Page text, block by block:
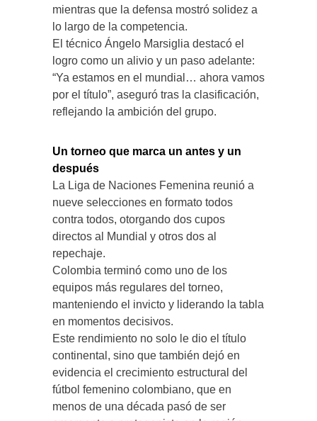
mientras que la defensa mostró solidez a
lo largo de la competencia.
El técnico Ángelo Marsiglia destacó el
logro como un alivio y un paso adelante:
“Ya estamos en el mundial… ahora vamos
por el título”, aseguró tras la clasificación,
reflejando la ambición del grupo.
Un torneo que marca un antes y un
después
La Liga de Naciones Femenina reunió a
nueve selecciones en formato todos
contra todos, otorgando dos cupos
directos al Mundial y otros dos al
repechaje.
Colombia terminó como uno de los
equipos más regulares del torneo,
manteniendo el invicto y liderando la tabla
en momentos decisivos.
Este rendimiento no solo le dio el título
continental, sino que también dejó en
evidencia el crecimiento estructural del
fútbol femenino colombiano, que en
menos de una década pasó de ser